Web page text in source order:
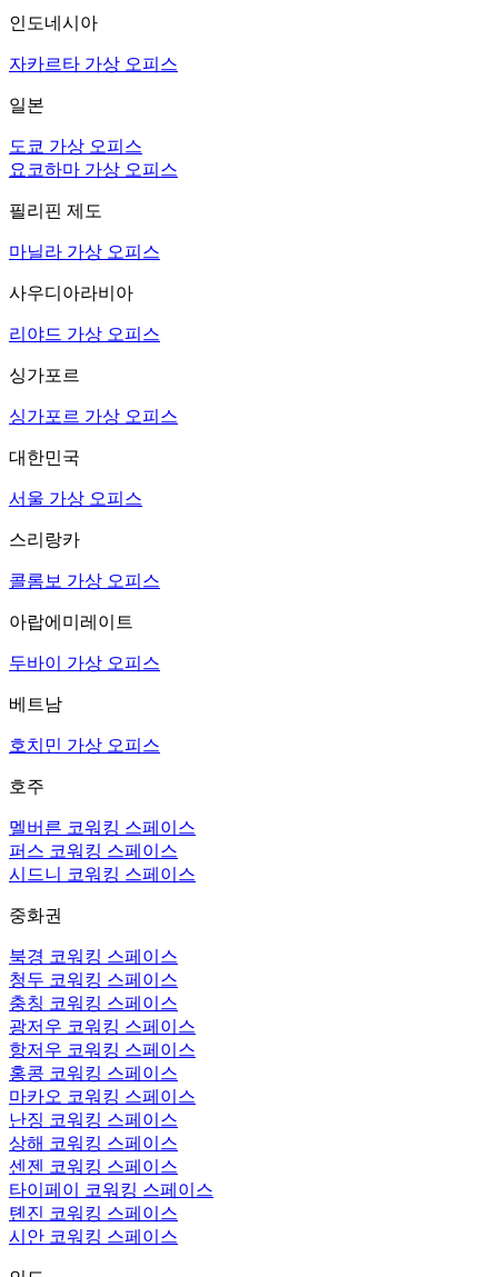
인도네시아
자카르타 가상 오피스
일본
도쿄 가상 오피스
요코하마 가상 오피스
필리핀 제도
마닐라 가상 오피스
사우디아라비아
리야드 가상 오피스
싱가포르
싱가포르 가상 오피스
대한민국
서울 가상 오피스
스리랑카
콜롬보 가상 오피스
아랍에미레이트
두바이 가상 오피스
베트남
호치민 가상 오피스
호주
멜버른 코워킹 스페이스
퍼스 코워킹 스페이스
시드니 코워킹 스페이스
중화권
북경 코워킹 스페이스
청두 코워킹 스페이스
충칭 코워킹 스페이스
광저우 코워킹 스페이스
항저우 코워킹 스페이스
홍콩 코워킹 스페이스
마카오 코워킹 스페이스
난징 코워킹 스페이스
상해 코워킹 스페이스
센젠 코워킹 스페이스
타이페이 코워킹 스페이스
톈진 코워킹 스페이스
시안 코워킹 스페이스